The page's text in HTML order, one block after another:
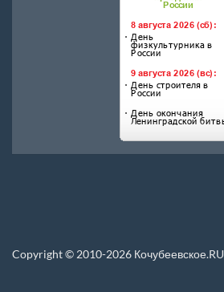
Copyright © 2010-2026 Кочубеевское.RU